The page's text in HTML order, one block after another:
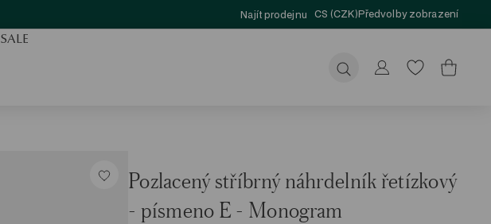
Najít prodejnu CS (CZK)Předvolby zobrazení
SALE
Odeslat
Pozlacený stříbrný náhrdelník řetízkový
- písmeno E - Monogram